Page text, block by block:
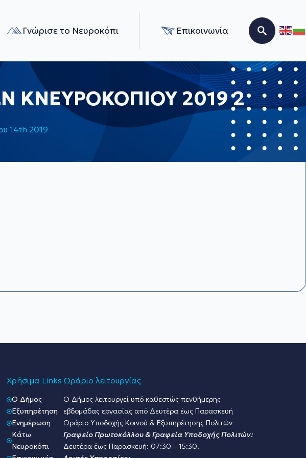
Γνώρισε το Νευροκόπι
Επικοινωνία
Search for:
ΚΝΕΥΡΟΚΟΠΙΟΥ 2019 2
14th 2019
Χρήσιμα Links
O Δήμος
Εξυπηρέτηση
Ενημέρωση
Κάτω
Νευροκόπι
Ωράριο λειτουργίας
Ο Δήμος λειτουργεί υπό καθεστώς πενθήμερης
εβδομάδας εργασίας από Δευτέρα έως Παρασκευή
Ωράριο Υποδοχής Κοινού & Εξυπηρέτησης Πολιτών
Γραφείο Πρωτοκόλλου & Γραφεία Υποδοχής Πολιτών:
Δευτέρα έως Παρασκευή: 07:30 – 15:30.